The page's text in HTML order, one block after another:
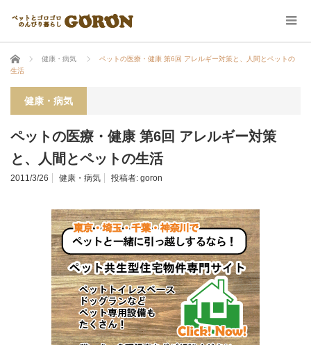
ホーム 健康・病気
ペットの医療・健康 第6回 アレルギー対策と、人間とペットの
生活
健康・病気
ペットの医療・健康 第6回 アレルギー対策
と、人間とペットの生活
2011/3/26 健康・病気 投稿者: goron